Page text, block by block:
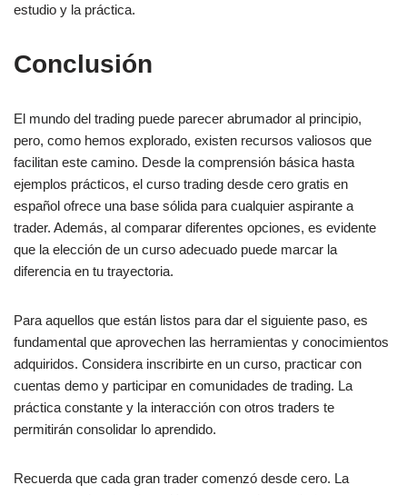
estudio y la práctica.
Conclusión
El mundo del trading puede parecer abrumador al principio,
pero, como hemos explorado, existen recursos valiosos que
facilitan este camino. Desde la comprensión básica hasta
ejemplos prácticos, el curso trading desde cero gratis en
español ofrece una base sólida para cualquier aspirante a
trader. Además, al comparar diferentes opciones, es evidente
que la elección de un curso adecuado puede marcar la
diferencia en tu trayectoria.
Para aquellos que están listos para dar el siguiente paso, es
fundamental que aprovechen las herramientas y conocimientos
adquiridos. Considera inscribirte en un curso, practicar con
cuentas demo y participar en comunidades de trading. La
práctica constante y la interacción con otros traders te
permitirán consolidar lo aprendido.
Recuerda que cada gran trader comenzó desde cero. La